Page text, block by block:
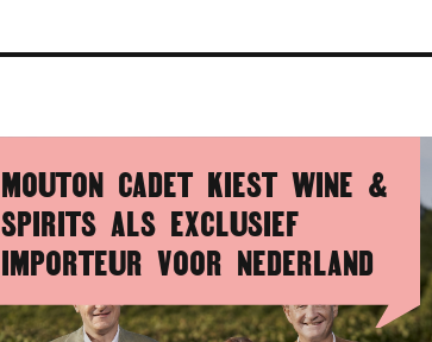
MOUTON CADET KIEST WINE &
SPIRITS ALS EXCLUSIEF
IMPORTEUR VOOR NEDERLAND